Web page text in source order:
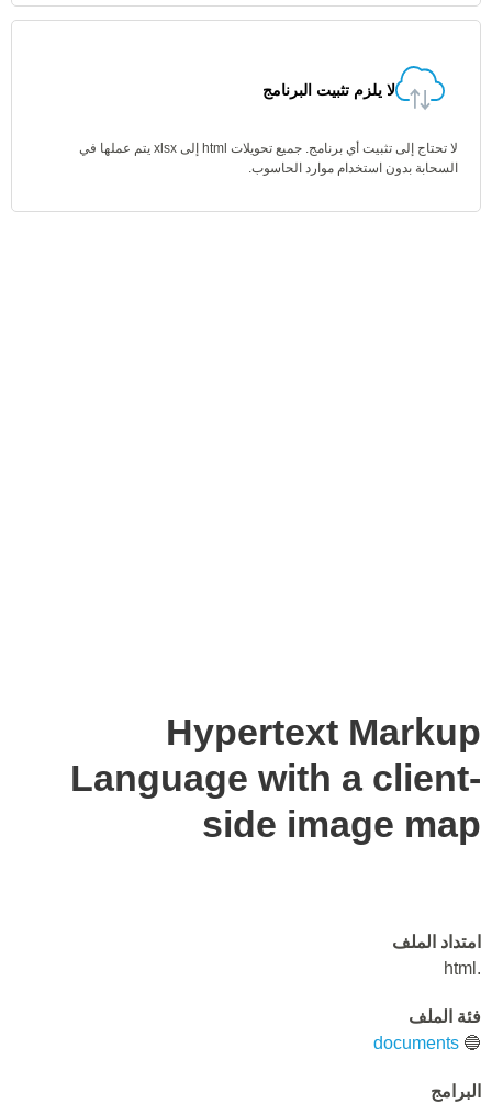
لا يلزم تثبيت البرنامج
لا تحتاج إلى تثبيت أي برنامج. جميع تحويلات html إلى xlsx يتم عملها في
السحابة بدون استخدام موارد الحاسوب.
Hypertext Markup
Language with a client-
side image map
امتداد الملف
.html
فئة الملف
🔵
documents
البرامج